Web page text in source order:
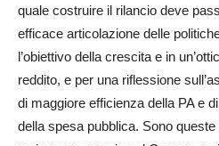
quale costruire il rilancio deve
efficace articolazione delle
l’obiettivo della crescita e in
reddito, e per una riflessione
di maggiore efficienza della PA e
della spesa pubblica. Sono